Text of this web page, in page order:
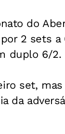
do
2 sets a
duplo 6/2.
set, mas
da